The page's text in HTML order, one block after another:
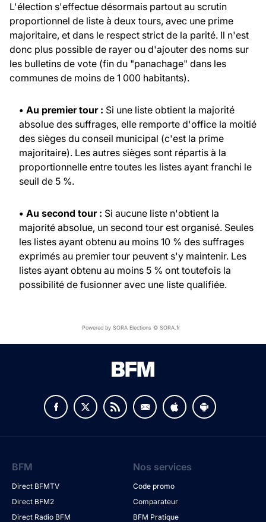
L'élection s'effectue désormais partout au scrutin
proportionnel de liste à deux tours, avec une prime
majoritaire, et dans le respect strict de la parité. Il n'est
donc plus possible de rayer ou d'ajouter des noms sur
les bulletins de vote (fin du "panachage" dans les
communes de moins de 1 000 habitants).
• Au premier tour : Si une liste obtient la majorité
absolue des suffrages, elle remporte d'office la moitié
des sièges du conseil municipal (c'est la prime
majoritaire). Les autres sièges sont répartis à la
proportionnelle entre toutes les listes ayant franchi le
seuil de 5 %.
• Au second tour : Si aucune liste n'obtient la
majorité absolue, un second tour est organisé. Seules
les listes ayant obtenu au moins 10 % des suffrages
exprimés au premier tour peuvent s'y maintenir. Les
listes ayant obtenu au moins 5 % ont toutefois la
possibilité de fusionner avec une liste qualifiée.
Powered by SORA Elections © SORA.fr
BFM
Direct BFMTV
Direct BFM2
Direct Radio BFM
Nos services
Code promo
Comparateur
BFM Pratique